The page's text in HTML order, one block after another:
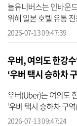
놀유니버스는 인바운
위해 일본 호텔 유통
파트너십을 체결한다
2026-07-13 09:47:39
우버, 여의도 한강
‘우버 택시 승하차
우버(Uber)는 여의도
‘우버 택시 승하차 구
밝혔다. 우버는 서울시
2026-07-13 09:47:24